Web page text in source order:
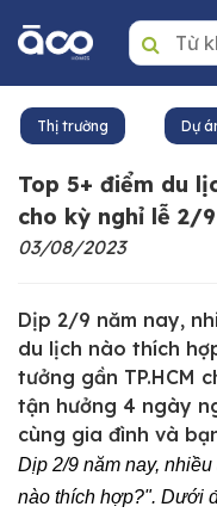
Trang nhất
Thuê
Dự án
Văn phòng
Tin tức
Giới thiệu
Dịch vụ quản lý BĐS
Thị trường Dự
Top 5+ điểm du
cho kỳ nghỉ lễ 2/9
03/08/2023
Dịp 2/9 năm nay,
du lịch nào thích
tưởng gần TP.HCM
tận hưởng 4 ngày
cùng gia đình và
Dịp 2/9 năm nay,
nào thích hợp?". Dưới